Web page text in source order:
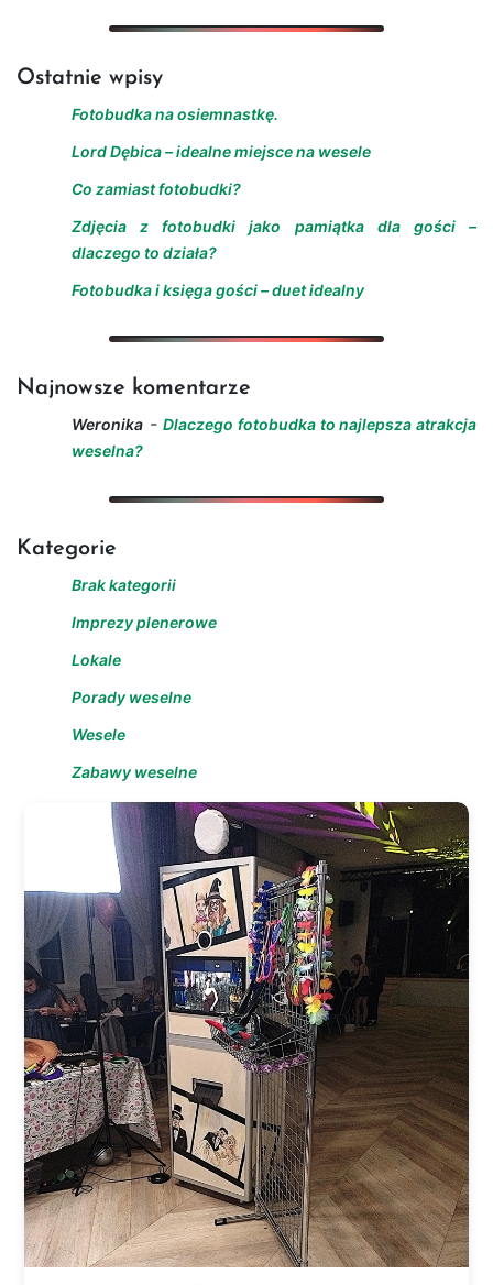
Ostatnie wpisy
Fotobudka na osiemnastkę.
Lord Dębica – idealne miejsce na wesele
Co zamiast fotobudki?
Zdjęcia z fotobudki jako pamiątka dla gości –
dlaczego to działa?
Fotobudka i księga gości – duet idealny
Najnowsze komentarze
Weronika -Dlaczego fotobudka to najlepsza atrakcja
weselna?
Kategorie
Brak kategorii
Imprezy plenerowe
Lokale
Porady weselne
Wesele
Zabawy weselne